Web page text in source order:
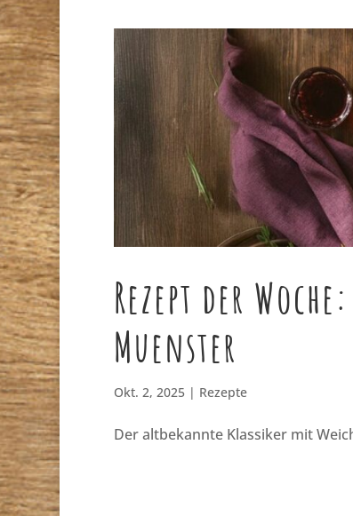
Rezept der
Muenster
Okt. 2, 2025| Rezepte
Der altbekannte Klassiker mit